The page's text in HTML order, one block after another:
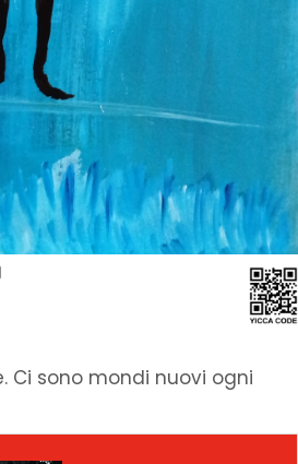
Ci sono mondi nuovi ogni